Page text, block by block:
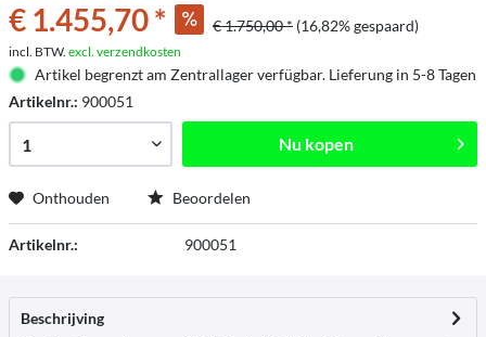
€ 1.455,70 * € 1.750,00 * (16,82% gespaard)
incl. BTW. excl. verzendkosten
Artikel begrenzt am Zentrallager verfügbar. Lieferung in 5-8 Tagen
Artikelnr.: 900051
Nu kopen
Onthouden Beoordelen
Artikelnr.: 900051
Beschrijving